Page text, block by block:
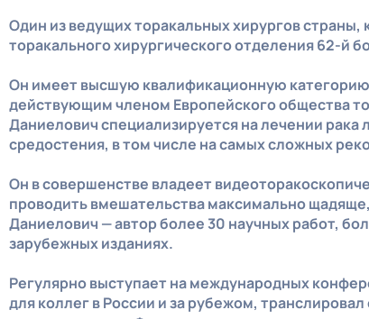
Один из ведущих торакальных хирургов
торакального хирургического отделения 62‑й
Он имеет высшую квалификационную категорию
действующим членом Европейского общества
Даниелович специализируется на лечении рака
средостения, в том числе на самых сложных
Он в совершенстве владеет
проводить вмешательства максимально
Даниелович — автор более 30 научных работ,
зарубежных изданиях.
Регулярно выступает на международных
для коллег в России и за рубежом,